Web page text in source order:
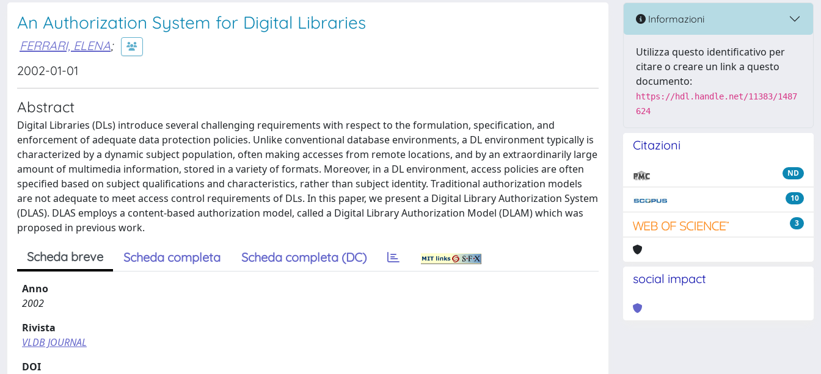
An Authorization System for Digital Libraries
FERRARI, ELENA;
2002-01-01
Abstract
Digital Libraries (DLs) introduce several challenging requirements with respect to the formulation, specification, and
enforcement of adequate data protection policies. Unlike conventional database environments, a DL environment typically is
characterized by a dynamic subject population, often making accesses from remote locations, and by an extraordinarily large
amount of multimedia information, stored in a variety of formats. Moreover, in a DL environment, access policies are often
specified based on subject qualifications and characteristics, rather than subject identity. Traditional authorization models
are not adequate to meet access control requirements of DLs. In this paper, we present a Digital Library Authorization System
(DLAS). DLAS employs a content-based authorization model, called a Digital Library Authorization Model (DLAM) which was
proposed in previous work.
Scheda breve Scheda completa Scheda completa (DC)
Anno
2002
Rivista
VLDB JOURNAL
DOI
Informazioni
Utilizza questo identificativo per
citare o creare un link a questo
documento:
https://hdl.handle.net/11383/1487
624
Citazioni
ND
10
3
social impact